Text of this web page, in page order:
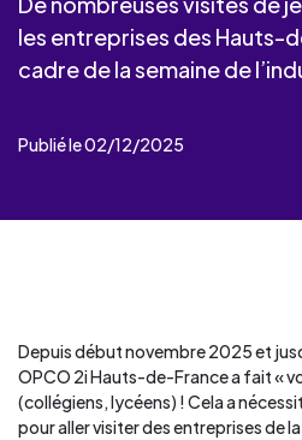
les entreprises des Hauts-
cadre de la semaine de
Publié le 02/12/2025
Depuis début novembre 2025 et
OPCO 2i Hauts-de-France a fait «
(collégiens, lycéens) ! Cela a
pour aller visiter des entreprises de